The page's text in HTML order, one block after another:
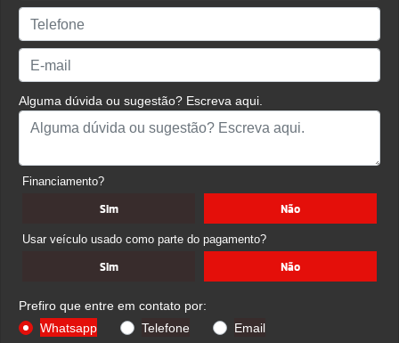
Alguma dúvida ou sugestão? Escreva aqui.
Financiamento?
Sim Não
Usar veículo usado como parte do pagamento?
Sim Não
Prefiro que entre em contato por:
Whatsapp
Telefone Email